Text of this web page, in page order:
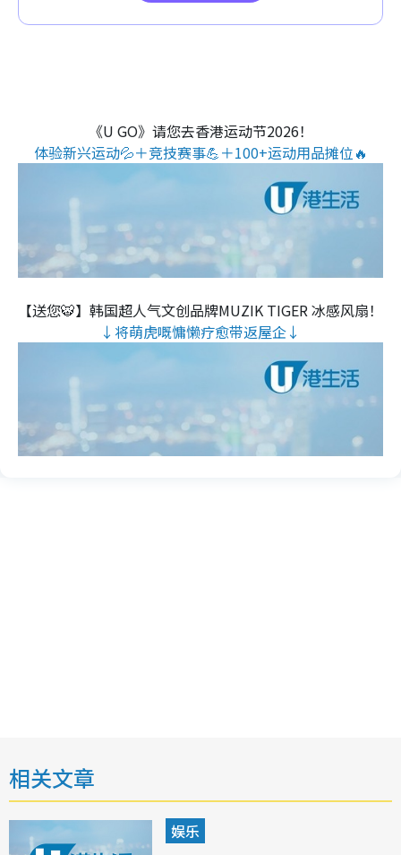
《U GO》请您去香港运动节2026！
体验新兴运动💦＋竞技赛事💪＋100+运动用品摊位🔥
【送您🐯】韩国超人气文创品牌MUZIK TIGER 冰感风扇！
↓将萌虎嘅慵懒疗愈带返屋企↓
相关文章
娱乐